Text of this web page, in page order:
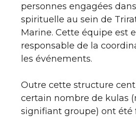
personnes engagées
spirituelle au sein de
Marine. Cette équipe est
responsable de la
les événements.
Outre cette structure
certain nombre de kulas
signifiant groupe) ont été